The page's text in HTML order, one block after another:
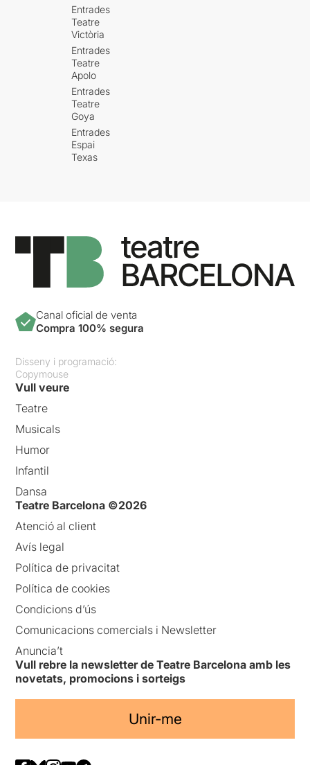
Entrades
Teatre
Victòria
Entrades
Teatre
Apolo
Entrades
Teatre
Goya
Entrades
Espai
Texas
Canal oficial de venta
Compra 100% segura
Disseny i programació:
Copymouse
Vull veure
Teatre
Musicals
Humor
Infantil
Dansa
Teatre Barcelona ©2026
Atenció al client
Avís legal
Política de privacitat
Política de cookies
Condicions d’ús
Comunicacions comercials i Newsletter
Anuncia’t
Vull rebre la newsletter de Teatre Barcelona amb les
novetats, promocions i sorteigs
Unir-me